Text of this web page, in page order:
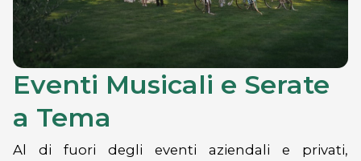
Eventi Musicali e Serate
a Tema
Al di fuori degli eventi aziendali e privati,